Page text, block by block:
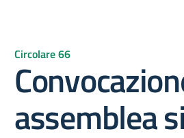
Circolare 66
assemblea